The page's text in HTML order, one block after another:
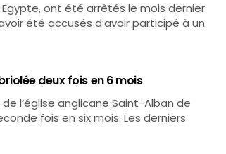
ont été arrêtés le mois dernier
été accusés d’avoir participé à un
deux fois en 6 mois
l’église anglicane Saint-Alban de
fois en six mois. Les derniers